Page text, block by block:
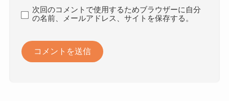
次回のコメントで使用するためブラウザーに自分
の名前、メールアドレス、サイトを保存する。